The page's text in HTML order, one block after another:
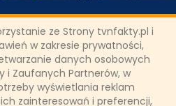
ze Strony tvnfakty.pl i
w zakresie prywatności,
danych osobowych
i Zaufanych Partnerów, w
wyświetlania reklam
zainteresowań i preferencji,
czyli Turniej
w TVN,
i stycznia na skoczniach w